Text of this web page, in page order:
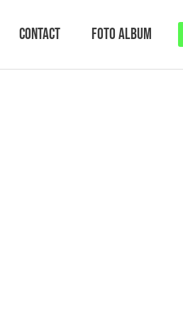
Contact Foto Album